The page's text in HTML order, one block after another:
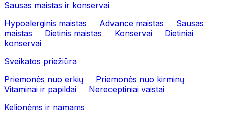
Sausas maistas ir konservai
Hypoalerginis maistas
Advance maistas
Sausas
maistas
Dietinis maistas Konservai
Dietiniai
konservai
Sveikatos priežiūra
Priemonės nuo erkių
Priemonės nuo kirminų
Vitaminai ir papildai
Nereceptiniai vaistai
Kelionėms ir namams